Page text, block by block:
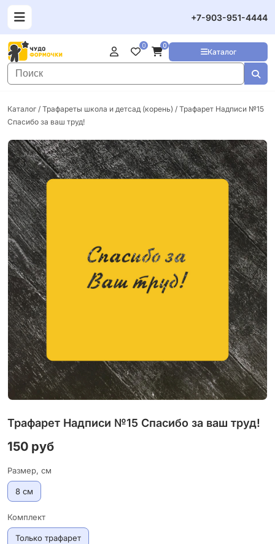
+7-903-951-4444
Каталог
0 0
Каталог / Трафареты школа и детсад (корень) / Трафарет Надписи №15
Спасибо за ваш труд!
Трафарет Надписи №15 Спасибо за ваш труд!
150 руб
Размер, см
8 см
Комплект
Только трафарет